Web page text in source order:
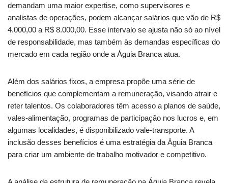
demandam uma maior expertise, como supervisores e
analistas de operações, podem alcançar salários que vão de R$
4.000,00 a R$ 8.000,00. Esse intervalo se ajusta não só ao nível
de responsabilidade, mas também às demandas específicas do
mercado em cada região onde a Águia Branca atua.
Além dos salários fixos, a empresa propõe uma série de
benefícios que complementam a remuneração, visando atrair e
reter talentos. Os colaboradores têm acesso a planos de saúde,
vales-alimentação, programas de participação nos lucros e, em
algumas localidades, é disponibilizado vale-transporte. A
inclusão desses benefícios é uma estratégia da Águia Branca
para criar um ambiente de trabalho motivador e competitivo.